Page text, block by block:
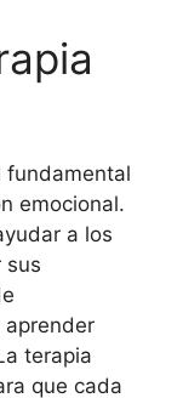
fundamental
emocional.
a los
sus
aprender
terapia
que cada